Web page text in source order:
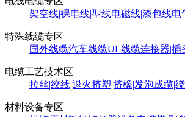
架空线|裸电线|型线电磁线|漆包线电
特殊线缆专区
国外线缆汽车线缆UL线缆连接器|插
电缆工艺技术区
拉丝|绞线|退火挤塑|挤橡|发泡成缆|
材料设备专区